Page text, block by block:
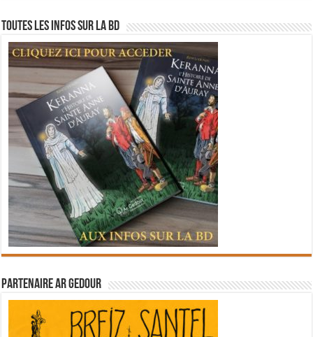
Toutes les infos sur la BD
Partenaire Ar Gedour